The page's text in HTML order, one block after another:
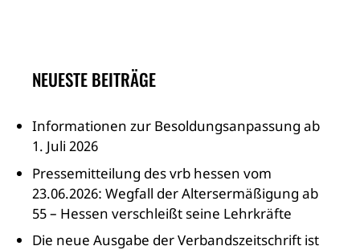
NEUESTE BEITRÄGE
Informationen zur Besoldungsanpassung ab
1. Juli 2026
Pressemitteilung des vrb hessen vom
23.06.2026: Wegfall der Altersermäßigung ab
55 – Hessen verschleißt seine Lehrkräfte
Die neue Ausgabe der Verbandszeitschrift ist